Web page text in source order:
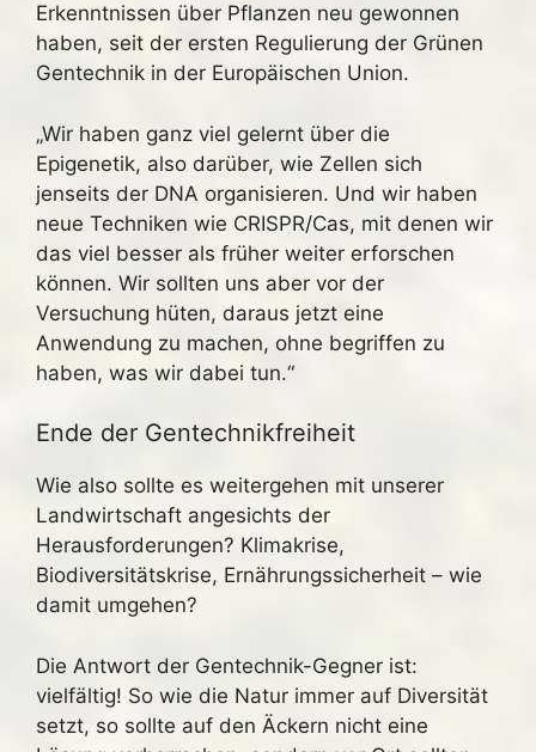
Erkenntnissen über Pflanzen neu gewonnen
haben, seit der ersten Regulierung der Grünen
Gentechnik in der Europäischen Union.
„Wir haben ganz viel gelernt über die
Epigenetik, also darüber, wie Zellen sich
jenseits der DNA organisieren. Und wir haben
neue Techniken wie CRISPR/Cas, mit denen wir
das viel besser als früher weiter erforschen
können. Wir sollten uns aber vor der
Versuchung hüten, daraus jetzt eine
Anwendung zu machen, ohne begriffen zu
haben, was wir dabei tun.“
Ende der Gentechnikfreiheit
Wie also sollte es weitergehen mit unserer
Landwirtschaft angesichts der
Herausforderungen? Klimakrise,
Biodiversitätskrise, Ernährungssicherheit – wie
damit umgehen?
Die Antwort der Gentechnik-Gegner ist:
vielfältig! So wie die Natur immer auf Diversität
setzt, so sollte auf den Äckern nicht eine